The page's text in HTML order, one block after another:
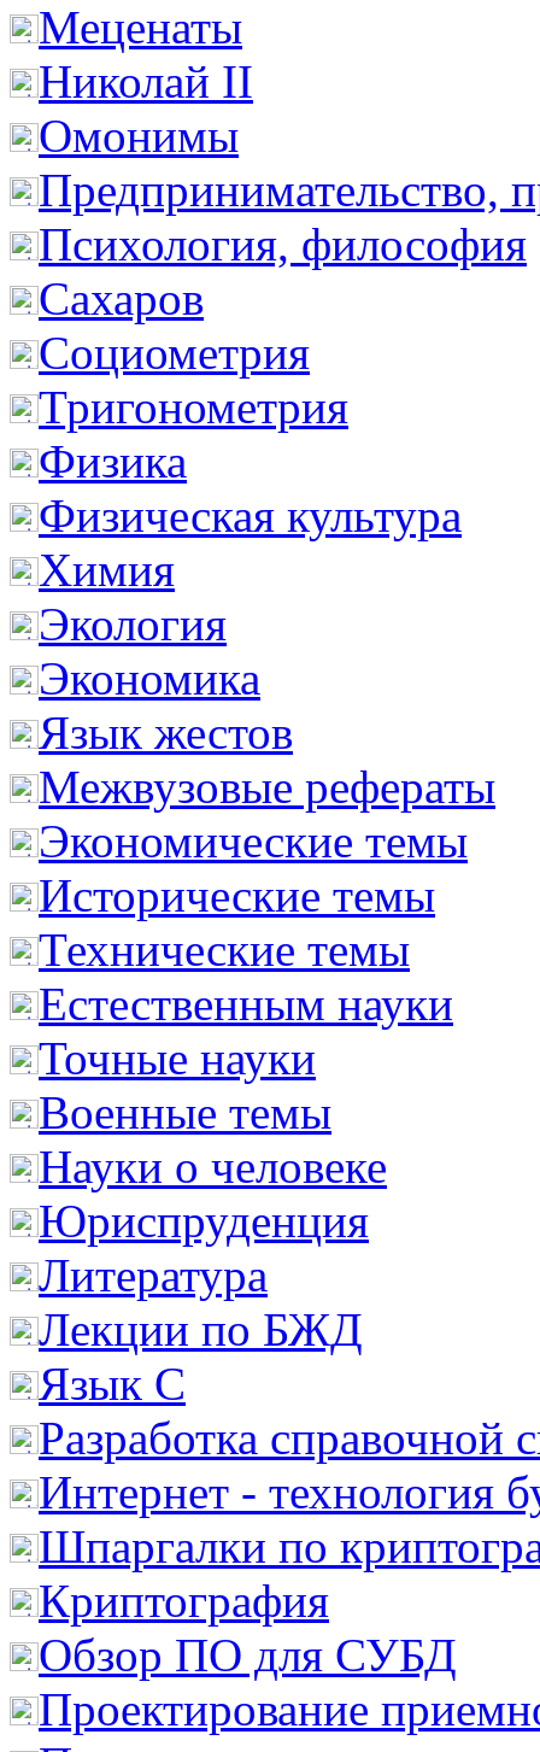
Меценаты
Николай II
Омонимы
Предпринимательство,
Психология, философия
Сахаров
Социометрия
Тригонометрия
Физика
Физическая культура
Химия
Экология
Экономика
Язык жестов
Межвузовые рефераты
Экономические темы
Исторические темы
Технические темы
Естественным науки
Точные науки
Военные темы
Науки о человеке
Юриспруденция
Литература
Лекции по БЖД
Язык С
Разработка справочной
Интернет - технология
Шпаргалки по
Криптография
Обзор ПО для СУБД
Проектирование